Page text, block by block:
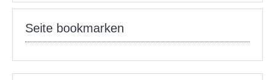
Seite bookmarken